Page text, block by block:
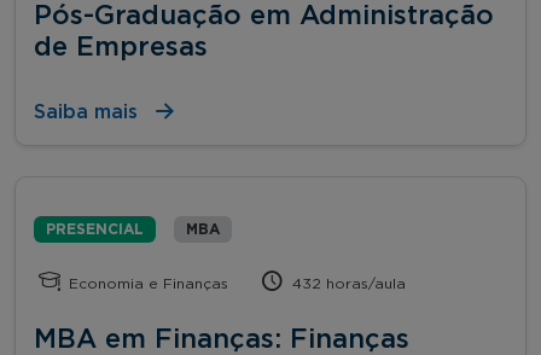
Pós-Graduação em Administração
de Empresas
Saiba mais
PRESENCIAL MBA
Economia e Finanças 432 horas/aula
MBA em Finanças: Finanças